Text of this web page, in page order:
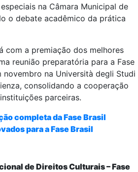
na Câmara Municipal de
o debate acadêmico da prática
com a premiação dos melhores
reunião preparatória para a Fase
novembro na Università degli Studi
consolidando a cooperação
parceiras.
completa da Fase Brasil
para a Fase Brasil
de Direitos Culturais – Fase